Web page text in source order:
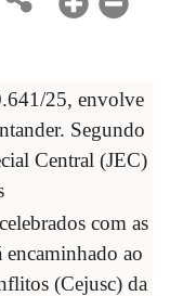
25, envolve
Segundo
Central (JEC)
celebrados com as
encaminhado ao
(Cejusc) da